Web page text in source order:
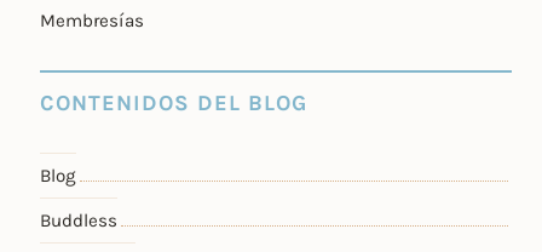
Membresías
CONTENIDOS DEL BLOG
Blog
Buddless